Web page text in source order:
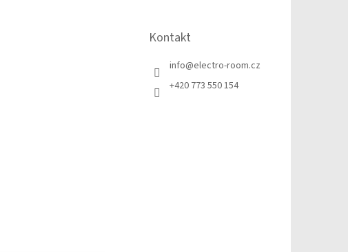
Kontakt
info@electro-room.cz
+420 773 550 154